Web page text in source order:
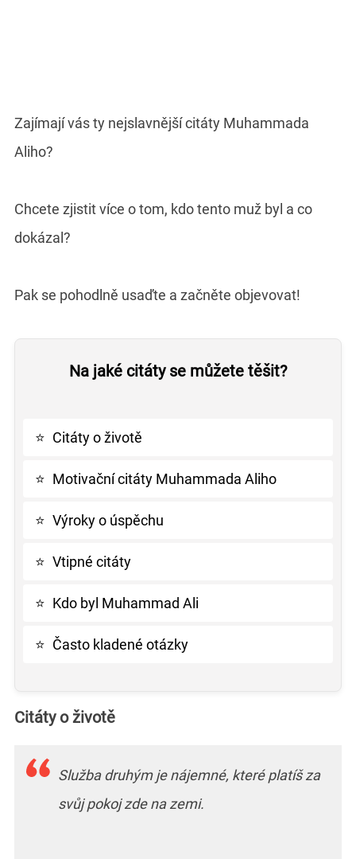
Zajímají vás ty nejslavnější citáty Muhammada
Aliho?
Chcete zjistit více o tom, kdo tento muž byl a co
dokázal?
Pak se pohodlně usaďte a začněte objevovat!
Na jaké citáty se můžete těšit?
⭐ Citáty o životě
⭐ Motivační citáty Muhammada Aliho
⭐ Výroky o úspěchu
⭐ Vtipné citáty
⭐ Kdo byl Muhammad Ali
⭐ Často kladené otázky
Citáty o životě
Služba druhým je nájemné, které platíš za
svůj pokoj zde na zemi.